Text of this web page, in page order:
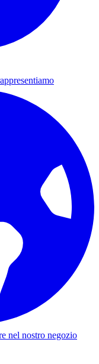
nel nostro negozio